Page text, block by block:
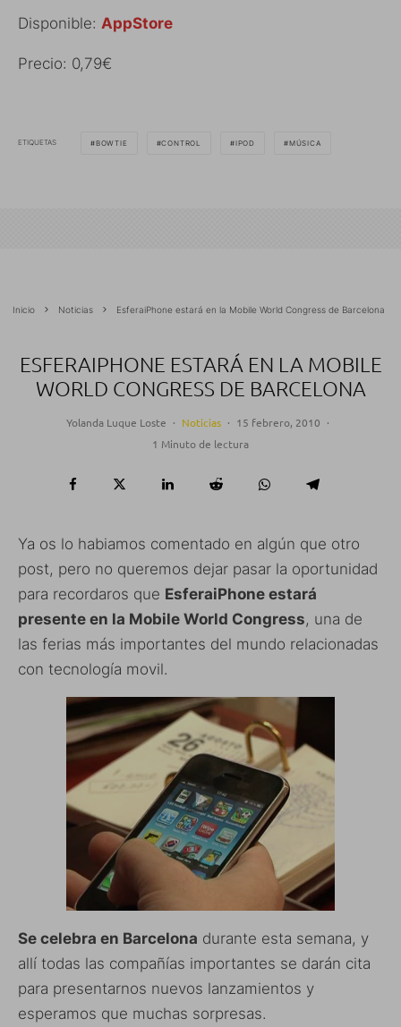
Disponible: AppStore
Precio: 0,79€
ETIQUETAS BOWTIE CONTROL IPOD MÚSICA
Inicio Noticias EsferaiPhone estará en la Mobile World Congress de Barcelona
ESFERAIPHONE ESTARÁ EN LA MOBILE
WORLD CONGRESS DE BARCELONA
Yolanda Luque Loste · Noticias · 15 febrero, 2010 ·
1 Minuto de lectura
Ya os lo habiamos comentado en algún que otro
post, pero no queremos dejar pasar la oportunidad
para recordaros que EsferaiPhone estará
presente en la Mobile World Congress, una de
las ferias más importantes del mundo relacionadas
con tecnología movil.
Se celebra en Barcelona durante esta semana, y
allí todas las compañías importantes se darán cita
para presentarnos nuevos lanzamientos y
esperamos que muchas sorpresas.